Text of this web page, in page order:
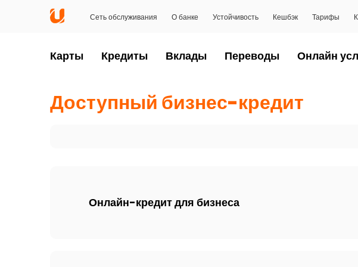
Сеть обслуживания О банке Устойчивость Кешбэк Тарифы
Карты Кредиты Вклады Переводы Онлайн
Доступный бизнес-кредит
Онлайн-кредит для бизнеса